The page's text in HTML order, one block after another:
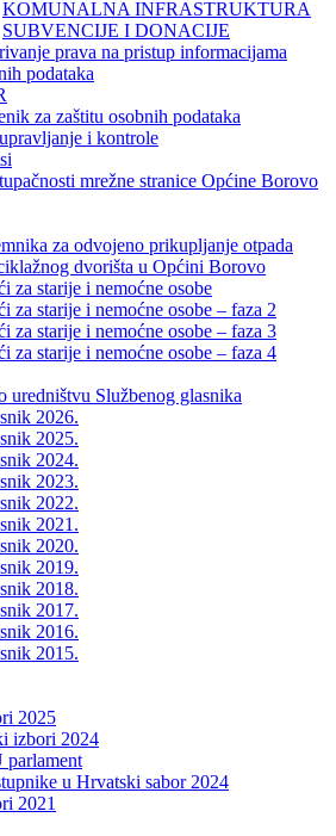
KOMUNALNA INFRASTRUKTURA
SUBVENCIJE I DONACIJE
prava na pristup informacijama
podataka
za zaštitu osobnih podataka
i kontrole
mrežne stranice Općine Borovo
za odvojeno prikupljanje otpada
dvorišta u Općini Borovo
za starije i nemoćne osobe
za starije i nemoćne osobe – faza 2
za starije i nemoćne osobe – faza 3
za starije i nemoćne osobe – faza 4
uredništvu Službenog glasnika
2026.
2025.
2024.
2023.
2022.
2021.
2020.
2019.
2018.
2017.
2016.
2015.
2025
izbori 2024
parlament
u Hrvatski sabor 2024
2021